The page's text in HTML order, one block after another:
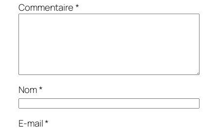
Commentaire*
Nom*
E-mail*